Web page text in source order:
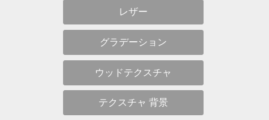
レザー
グラデーション
ウッドテクスチャ
テクスチャ 背景